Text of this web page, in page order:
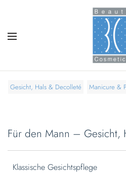
Gesicht, Hals & Decolleté Manicure &
Für den Mann – Gesicht,
Klassische Gesichtspflege